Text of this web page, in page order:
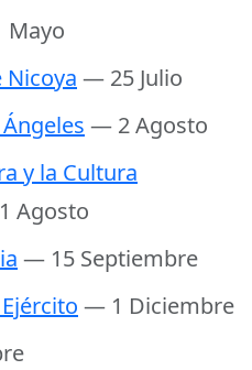
Nicoya — 25 Julio
— 2 Agosto
y la Cultura
Agosto
— 15 Septiembre
— 1 Diciembre